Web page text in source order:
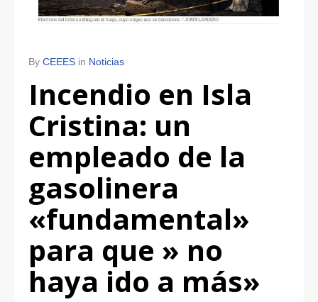
By CEEES in Noticias
Incendio en Isla
Cristina: un
empleado de la
gasolinera
«fundamental»
para que » no
haya ido a más»